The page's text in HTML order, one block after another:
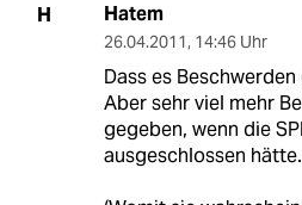
H Hatem
26.04.2011, 14:46 Uhr
Dass es
Aber sehr viel mehr
gegeben, wenn die
ausgeschlossen hätte.